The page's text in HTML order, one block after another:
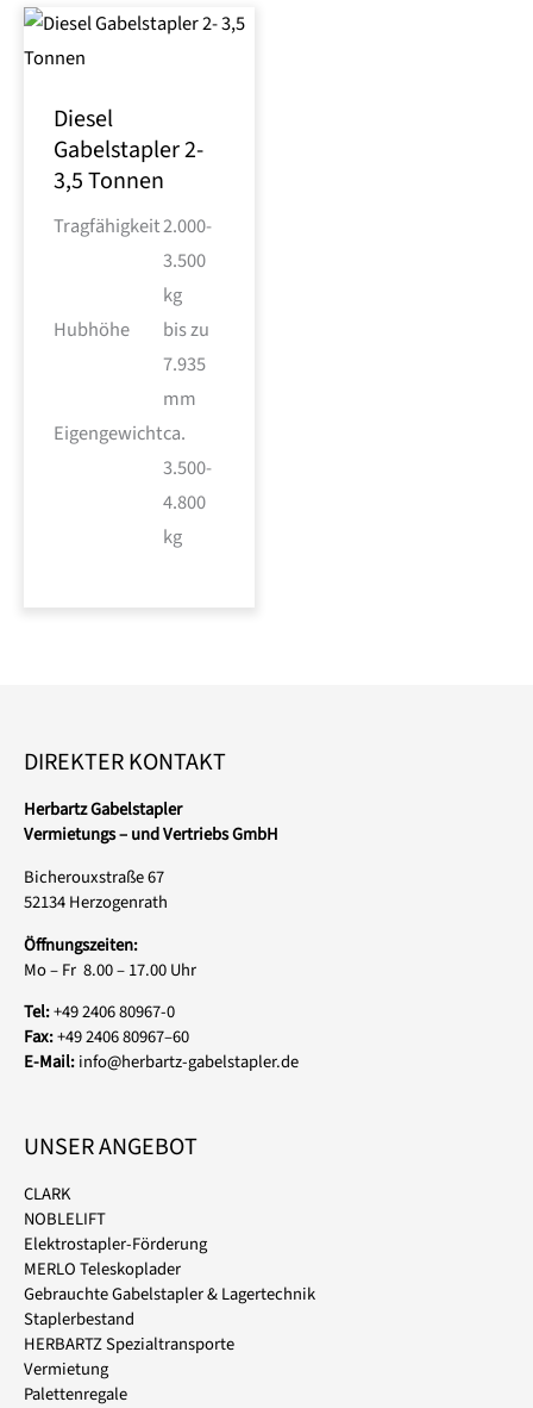
Diesel
Gabelstapler 2-
3,5 Tonnen
Tragfähigkeit2.000-
3.500
kg
Hubhöhe
bis zu
7.935
mm
Eigengewichtca.
3.500-
4.800
kg
DIREKTER KONTAKT
Herbartz Gabelstapler
Vermietungs – und Vertriebs GmbH
Bicherouxstraße 67
52134 Herzogenrath
Öffnungszeiten:
Mo – Fr 8.00 – 17.00 Uhr
Tel:+49 2406 80967-0
Fax:+49 2406 80967–60
E-Mail:info@herbartz-gabelstapler.de
UNSER ANGEBOT
CLARK
NOBLELIFT
Elektrostapler-Förderung
MERLO Teleskoplader
Gebrauchte Gabelstapler & Lagertechnik
Staplerbestand
HERBARTZ Spezialtransporte
Vermietung
Palettenregale